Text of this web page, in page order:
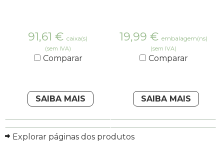
91,61 € caixa(s)
(sem IVA)
Comparar
SAIBA MAIS
19,99 € embalagem(ns)
(sem IVA)
Comparar
SAIBA MAIS
Explorar páginas dos produtos